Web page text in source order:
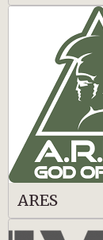
ARES